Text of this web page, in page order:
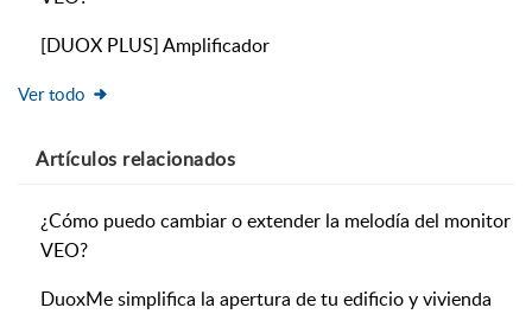
[DUOX PLUS] Amplificador
Ver todo
Artículos relacionados
¿Cómo puedo cambiar o extender la melodía del monitor
VEO?
DuoxMe simplifica la apertura de tu edificio y vivienda